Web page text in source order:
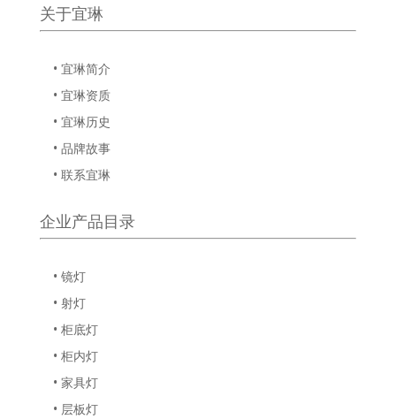
关于宜琳
• 宜琳简介
• 宜琳资质
• 宜琳历史
• 品牌故事
• 联系宜琳
企业产品目录
• 镜灯
• 射灯
• 柜底灯
• 柜内灯
• 家具灯
• 层板灯